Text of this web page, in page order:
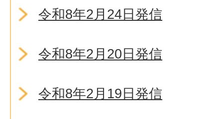
令和8年2月24日発信
令和8年2月20日発信
令和8年2月19日発信